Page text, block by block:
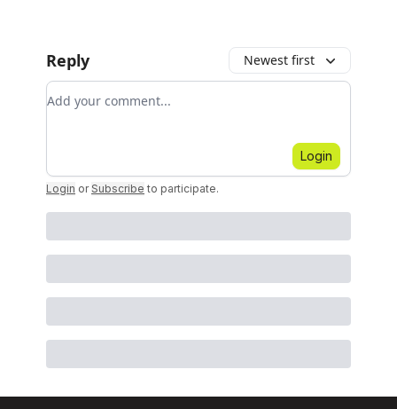
Reply Newest first
Add your comment
Login
Login or Subscribe to participate.